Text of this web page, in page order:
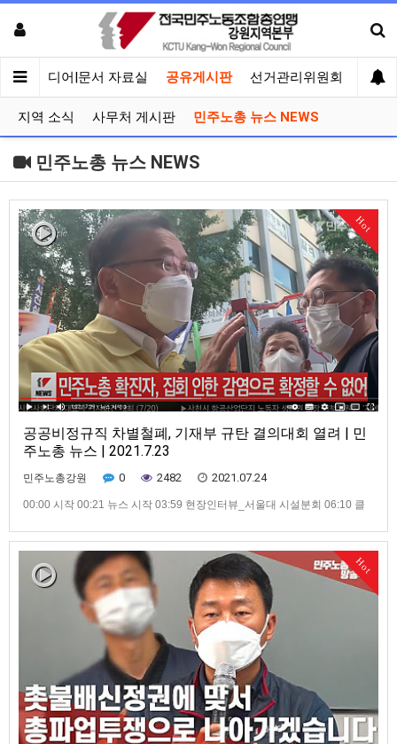
견 미디어|문서 자료실 공유게시판 선거관리위원회
지역 소식 사무처 게시판 민주노총 뉴스 NEWS
민주노총 뉴스 NEWS
Hot
공공비정규직 차별철폐, 기재부 규탄 결의대회 열려 | 민
주노총 뉴스 | 2021.7.23
민주노총강원 0 2482 2021.07.24
00:00 시작 00:21 뉴스 시작 03:59 현장인터뷰_서울대 시설분회 06:10 클
Hot